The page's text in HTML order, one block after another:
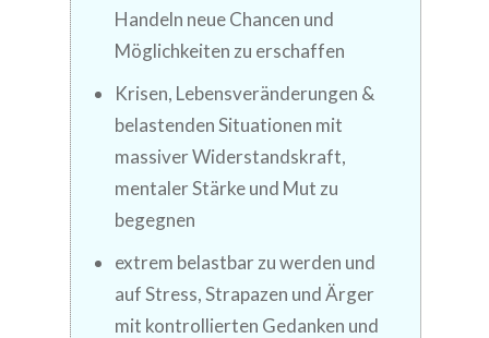
Handeln neue Chancen und
Möglichkeiten zu erschaffen
Krisen, Lebensveränderungen &
belastenden Situationen mit
massiver Widerstandskraft,
mentaler Stärke und Mut zu
begegnen
extrem belastbar zu werden und
auf Stress, Strapazen und Ärger
mit kontrollierten Gedanken und